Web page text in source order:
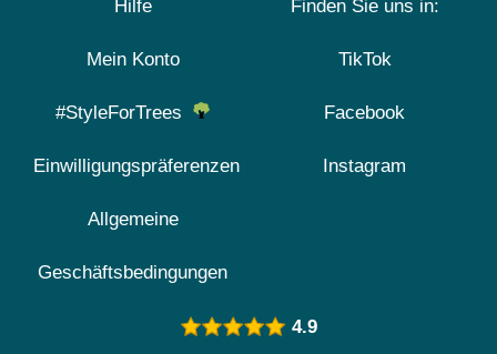
Hilfe
Mein Konto
#StyleForTrees
Einwilligungspräferenzen
Allgemeine
Geschäftsbedingungen
Finden Sie uns in:
TikTok
Facebook
Instagram
4.9